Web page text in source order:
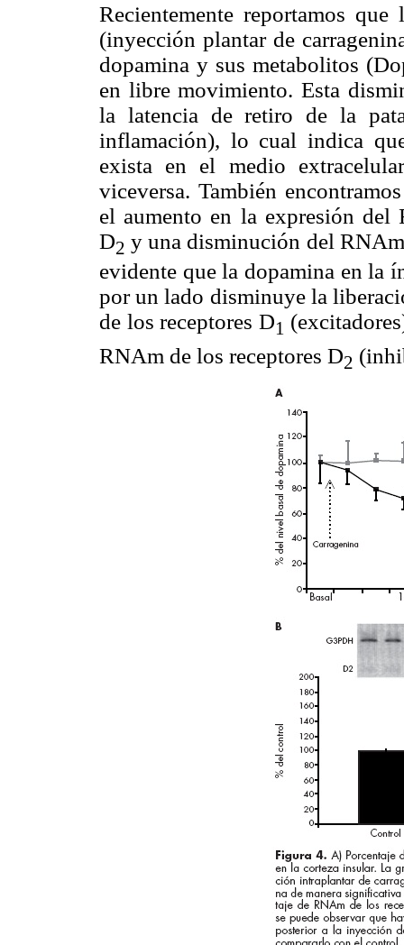
Recientemente reportamos
(inyección plantar de
dopamina y sus metabolitos
en libre movimiento. Esta
la latencia de retiro de la
inflamación), lo cual indica
exista en el medio
viceversa. También
el aumento en la expresión del
D2 y una disminución del
evidente que la dopamina en la
por un lado disminuye la
de los receptores D1
RNAm de los receptores D2